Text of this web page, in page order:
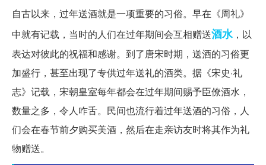
自古以来，过年送酒就是一项重要的习俗。早在《周礼》
中就有记载，当时的人们在过年期间会互相赠送酒水，以
表达对彼此的祝福和感谢。到了唐宋时期，送酒的习俗更
加盛行，甚至出现了专供过年送礼的酒类。据《宋史·礼
志》记载，宋朝皇室每年都会在过年期间赐予臣僚酒水，
数量之多，令人咋舌。民间也流行着过年送酒的习俗，人
们会在春节前夕购买美酒，然后在走亲访友时将其作为礼
物赠送。